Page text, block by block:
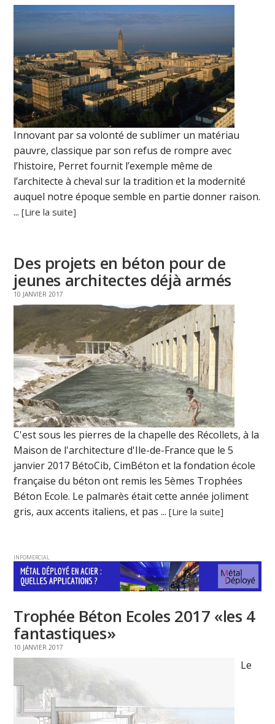
Innovant par sa volonté de sublimer un matériau
pauvre, classique par son refus de rompre avec
l’histoire, Perret fournit l’exemple même de
l’architecte à cheval sur la tradition et la modernité
auquel notre époque semble en partie donner raison.
...[Lire la suite]
Des projets en béton pour de
jeunes architectes déjà armés
10 JANVIER 2017
C'est sous les pierres de la chapelle des Récollets, à la
Maison de l'architecture d'Ile-de-France que le 5
janvier 2017 BétoCib, CimBéton et la fondation école
française du béton ont remis les 5èmes Trophées
Béton Ecole. Le palmarès était cette année joliment
gris, aux accents italiens, et pas ...[Lire la suite]
INFOMERCIAL
Trophée Béton Ecoles 2017 «les 4
fantastiques»
10 JANVIER 2017
Le